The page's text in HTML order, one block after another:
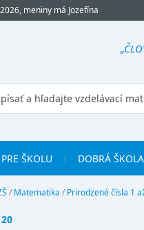
meniny má Jozefína
ŠKOLU DOBRÁ ŠKOLA
/ Matematika / Prirodzené čísla 1